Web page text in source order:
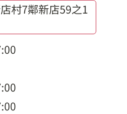
村7鄰新店59之1